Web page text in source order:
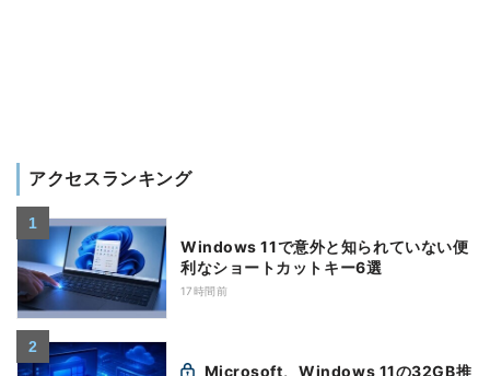
アクセスランキング
Windows 11で意外と知られていない便
利なショートカットキー6選
17時間前